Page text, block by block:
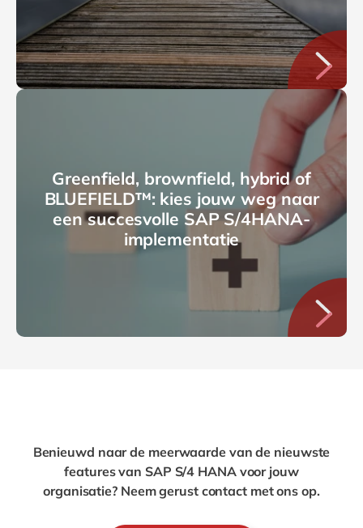
Greenfield, brownfield, hybrid of
BLUEFIELD™: kies jouw weg naar
een succesvolle SAP S/4HANA-
implementatie
Benieuwd naar de meerwaarde van de nieuwste
features van SAP S/4 HANA voor jouw
organisatie? Neem gerust contact met ons op.